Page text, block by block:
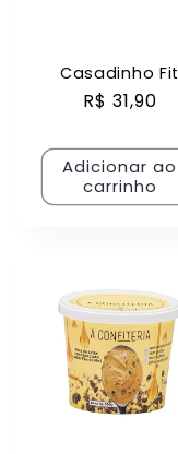
Casadinho Fit
Preço
R$ 31,90
Adicionar ao
carrinho